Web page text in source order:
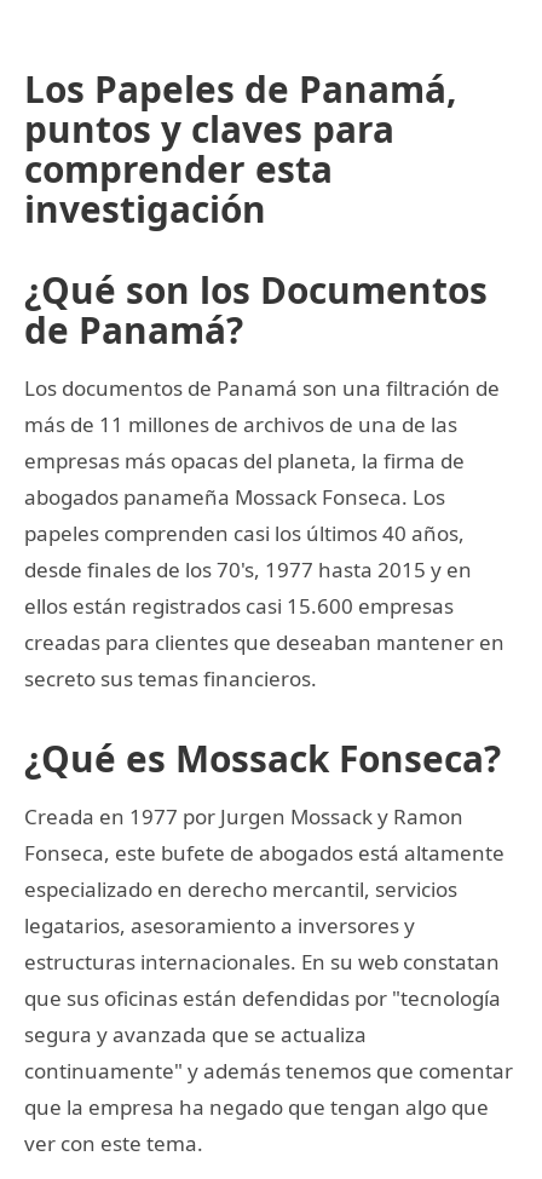
Los Papeles de Panamá,
puntos y claves para
comprender esta
investigación
¿Qué son los Documentos
de Panamá?
Los documentos de Panamá son una filtración de
más de 11 millones de archivos de una de las
empresas más opacas del planeta, la firma de
abogados panameña Mossack Fonseca. Los
papeles comprenden casi los últimos 40 años,
desde finales de los 70's, 1977 hasta 2015 y en
ellos están registrados casi 15.600 empresas
creadas para clientes que deseaban mantener en
secreto sus temas financieros.
¿Qué es Mossack Fonseca?
Creada en 1977 por Jurgen Mossack y Ramon
Fonseca, este bufete de abogados está altamente
especializado en derecho mercantil, servicios
legatarios, asesoramiento a inversores y
estructuras internacionales. En su web constatan
que sus oficinas están defendidas por "tecnología
segura y avanzada que se actualiza
continuamente" y además tenemos que comentar
que la empresa ha negado que tengan algo que
ver con este tema.